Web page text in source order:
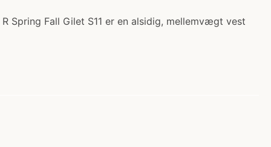
Spring Fall Gilet S11 er en alsidig, mellemvægt vest